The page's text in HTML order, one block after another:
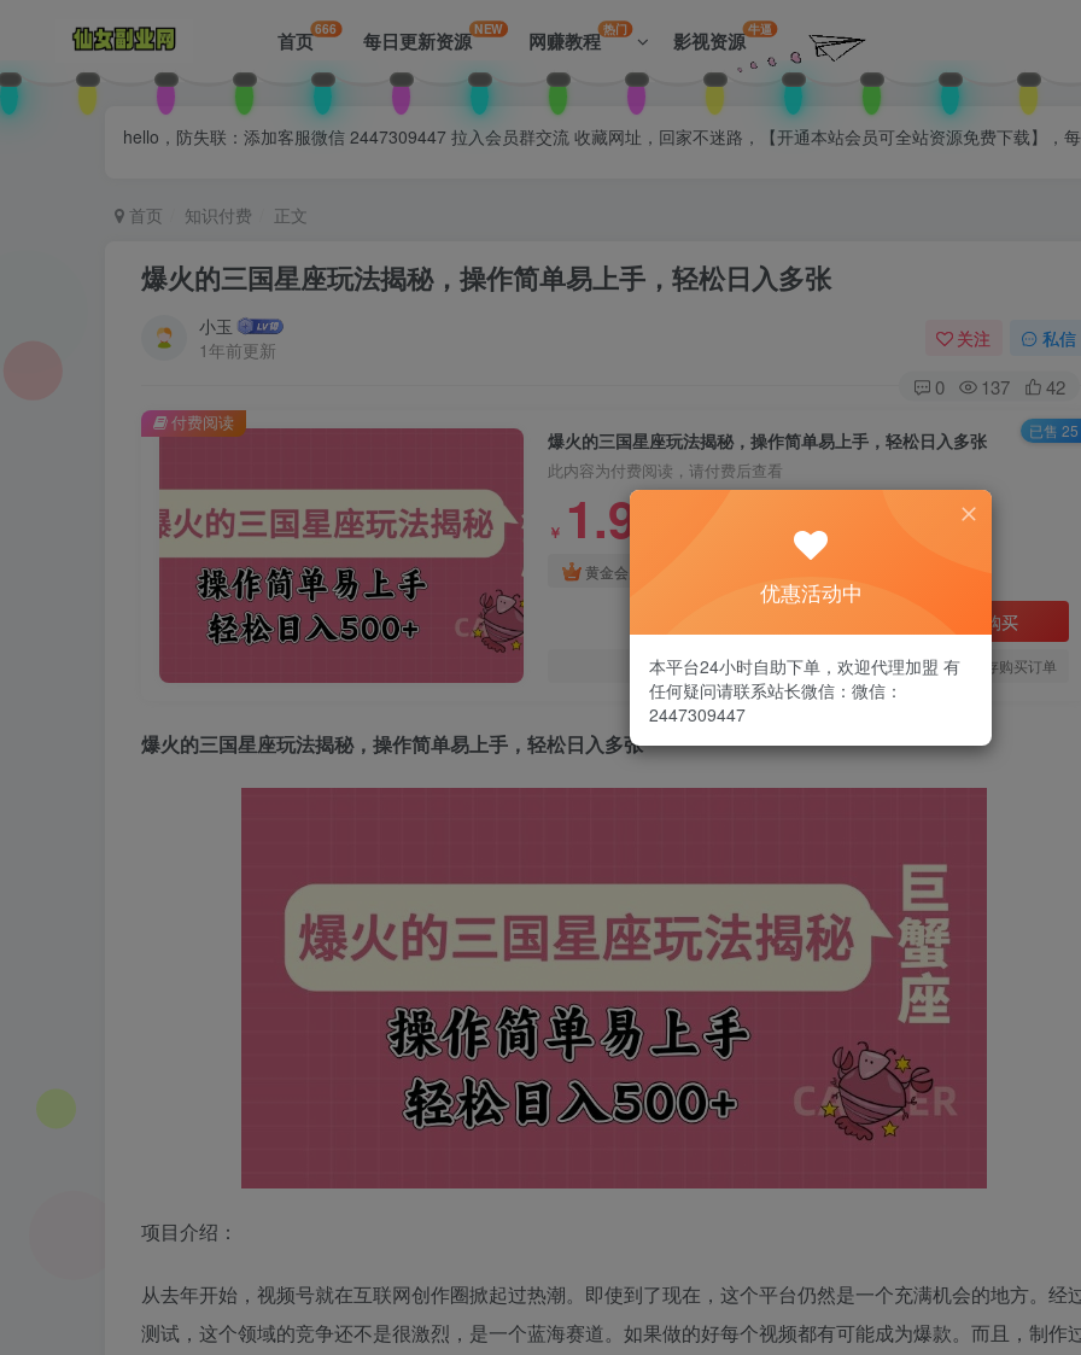
首页666 每日更新资源NEW 网赚教程热门 影视资源牛逼
hello，防失联：添加客服微信 2447309447 拉入会员群交流 收藏网址，回家不迷路，【开通本站会员可全站资源免费下载】，
首页 知识付费 正文
爆火的三国星座玩法揭秘，操作简单易上手，轻松日入多张
小玉
1年前更新
关注 私信
0 137 42
爆火的三国星座玩法揭秘，操作简单易上手，轻松日入多张
此内容为付费阅读，请付费后查看
￥ 1.99
黄金会员
立即购买
您当前未登录！建议登陆后购买，可保存购买订单
付费阅读 已售 25
爆火的三国星座玩法揭秘，操作简单易上手，轻松日入多张
项目介绍：
从去年开始，视频号就在互联网创作圈掀起过热潮。即使到了现在，这个平台仍然是一个充满机会的地方。经
测试，这个领域的竞争还不是很激烈，是一个蓝海赛道。如果做的好每个视频都有可能成为爆款。而且，制作
优惠活动中
本平台24小时自助下单，欢迎代理加盟 有
任何疑问请联系站长微信：微信：
2447309447